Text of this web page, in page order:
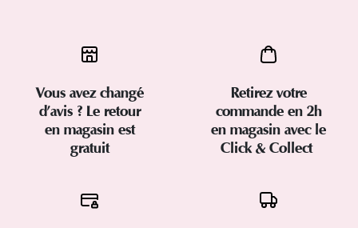
Vous avez changé
d’avis ? Le retour
en magasin est
gratuit
Retirez votre
commande en 2h
en magasin avec le
Click & Collect